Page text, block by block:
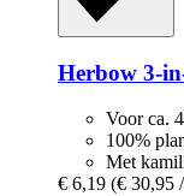
Herbow 3-​
Voor ca.
100%
Met
€ 6,19 (€ 30,95